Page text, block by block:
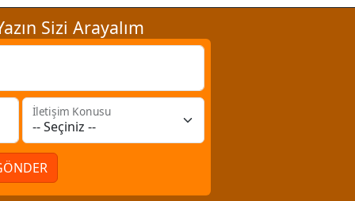
Sizi Arayalım
İletişim Konusu